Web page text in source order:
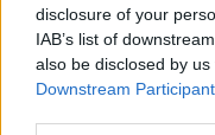
disclosure of your
IAB’s list of
also be disclosed by
Downstream
Δικαίου αυτής
κυβερνητική
πως το ρήμα